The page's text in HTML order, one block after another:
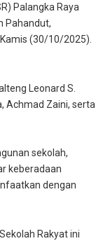
Palangka Raya
Pahandut,
(30/10/2025).
Leonard S.
Achmad Zaini, serta
sekolah,
keberadaan
dengan
Rakyat ini